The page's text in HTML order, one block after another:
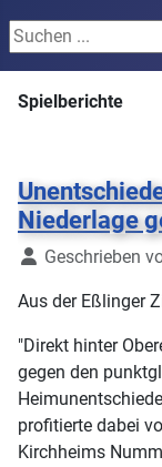
Suchen ...
Spielberichte
Niederlage
DetailsGeschrieben
Aus der Eßlinger
"Direkt hinter
gegen den
profitierte dabei
Kirchheims